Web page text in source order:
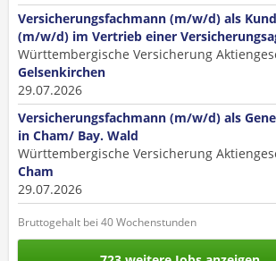
Versicherungsfachmann (m/w/d) als
(m/w/d) im Vertrieb einer
Württembergische Versicherung
Gelsenkirchen
29.07.2026
Versicherungsfachmann (m/w/d) als
in Cham/ Bay. Wald
Württembergische Versicherung
Cham
29.07.2026
Bruttogehalt bei 40 Wochenstunden